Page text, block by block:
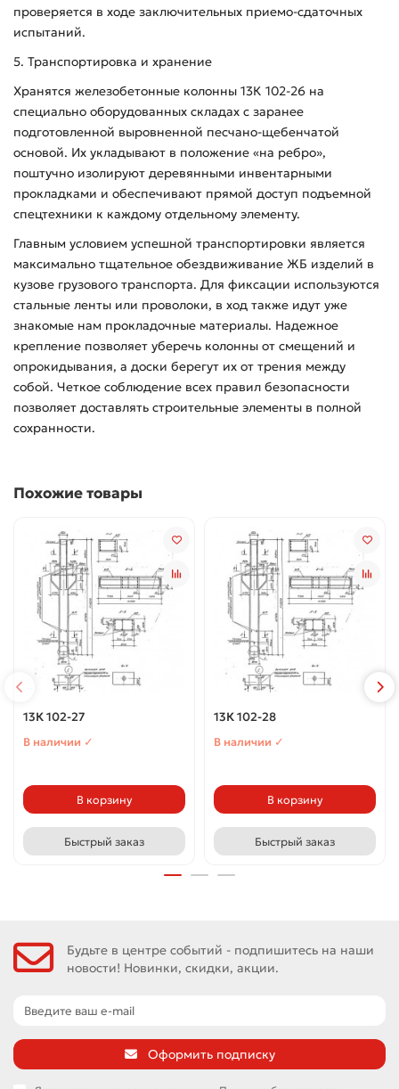
проверяется в ходе заключительных приемо-сдаточных
испытаний.
5. Транспортировка и хранение
Хранятся железобетонные колонны 13К 102-26 на
специально оборудованных складах с заранее
подготовленной выровненной песчано-щебенчатой
основой. Их укладывают в положение «на ребро»,
поштучно изолируют деревянными инвентарными
прокладками и обеспечивают прямой доступ подъемной
спецтехники к каждому отдельному элементу.
Главным условием успешной транспортировки является
максимально тщательное обездвиживание ЖБ изделий в
кузове грузового транспорта. Для фиксации используются
стальные ленты или проволоки, в ход также идут уже
знакомые нам прокладочные материалы. Надежное
крепление позволяет уберечь колонны от смещений и
опрокидывания, а доски берегут их от трения между
собой. Четкое соблюдение всех правил безопасности
позволяет доставлять строительные элементы в полной
сохранности.
Похожие товары
13К 102-27
В наличии ✓
В корзину
Быстрый заказ
13К 102-28
В наличии ✓
В корзину
Быстрый заказ
Будьте в центре событий - подпишитесь на наши
новости! Новинки, скидки, акции.
Оформить подписку